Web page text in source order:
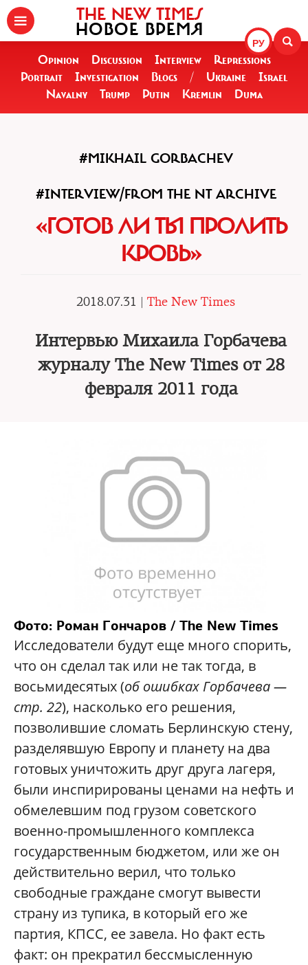
РУ
THE NEW TIMES
НОВОЕ ВРЕМЯ
Opinion Discussion Interview
Repressions
Portrait
Investigation Blogs / Ukraine
Israel
Navalny
Trump Putin Kremlin Duma
#MIKHAIL GORBACHEV
#INTERVIEW/FROM THE NT ARCHIVE
«ГОТОВ ЛИ ТЫ ПРОЛИТЬ
КРОВЬ»
2018.07.31 | The New Times
Интервью Михаила Горбачева
журналу The New Times от 28
февраля 2011 года
Фото: Роман Гончаров / The New Times
Исследователи будут еще много спорить,
что он сделал так или не так тогда, в
восьмидесятых (об ошибках Горбачева —
стр. 22), насколько его решения,
позволившие сломать Берлинскую стену,
разделявшую Европу и планету на два
готовых уничтожить друг друга лагеря,
были инспирированы ценами на нефть и
обмелевшим под грузом советского
военно-промышленного комплекса
государственным бюджетом, или же он
действительно верил, что только
свободные граждане смогут вывести
страну из тупика, в который его же
партия, КПСС, ее завела. Но факт есть
факт: он прекратил бессмысленную